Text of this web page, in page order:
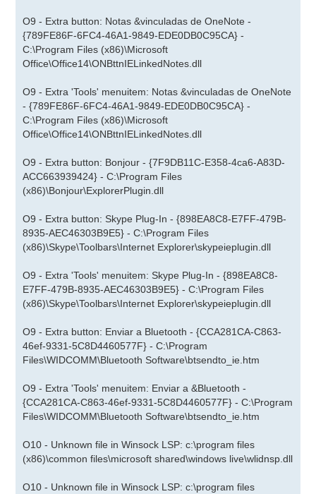
O9 - Extra button: Notas &vinculadas de OneNote -
{789FE86F-6FC4-46A1-9849-EDE0DB0C95CA} -
C:\Program Files (x86)\Microsoft
Office\Office14\ONBttnIELinkedNotes.dll
O9 - Extra 'Tools' menuitem: Notas &vinculadas de OneNote
- {789FE86F-6FC4-46A1-9849-EDE0DB0C95CA} -
C:\Program Files (x86)\Microsoft
Office\Office14\ONBttnIELinkedNotes.dll
O9 - Extra button: Bonjour - {7F9DB11C-E358-4ca6-A83D-
ACC663939424} - C:\Program Files
(x86)\Bonjour\ExplorerPlugin.dll
O9 - Extra button: Skype Plug-In - {898EA8C8-E7FF-479B-
8935-AEC46303B9E5} - C:\Program Files
(x86)\Skype\Toolbars\Internet Explorer\skypeieplugin.dll
O9 - Extra 'Tools' menuitem: Skype Plug-In - {898EA8C8-
E7FF-479B-8935-AEC46303B9E5} - C:\Program Files
(x86)\Skype\Toolbars\Internet Explorer\skypeieplugin.dll
O9 - Extra button: Enviar a Bluetooth - {CCA281CA-C863-
46ef-9331-5C8D4460577F} - C:\Program
Files\WIDCOMM\Bluetooth Software\btsendto_ie.htm
O9 - Extra 'Tools' menuitem: Enviar a &Bluetooth -
{CCA281CA-C863-46ef-9331-5C8D4460577F} - C:\Program
Files\WIDCOMM\Bluetooth Software\btsendto_ie.htm
O10 - Unknown file in Winsock LSP: c:\program files
(x86)\common files\microsoft shared\windows live\wlidnsp.dll
O10 - Unknown file in Winsock LSP: c:\program files